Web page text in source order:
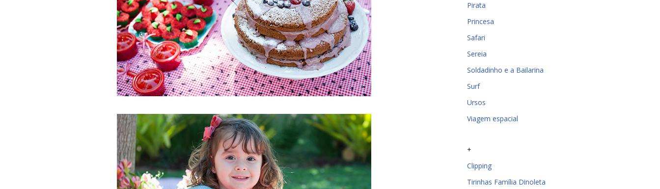
Pirata
Princesa
Safari
Sereia
Soldadinho e a Bailarina
Surf
Ursos
Viagem espacial
+
Clipping
Tirinhas Família Dinoleta